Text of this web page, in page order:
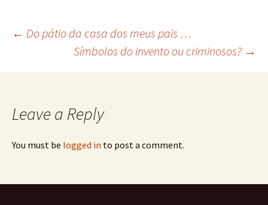
Post
navigation
← Do pátio da casa dos meus pais …
Símbolos do invento ou criminosos? →
Leave a Reply
You must be logged in to post a comment.